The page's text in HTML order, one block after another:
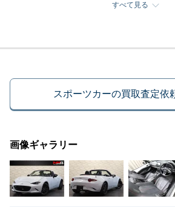
すべて見る
スポーツカーの買取査定依
画像ギャラリー